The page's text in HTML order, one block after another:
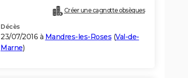
Créer une cagnotte obsèques
Décès
23/07/2016 à Mandres-les-Roses (Val-de-
Marne)